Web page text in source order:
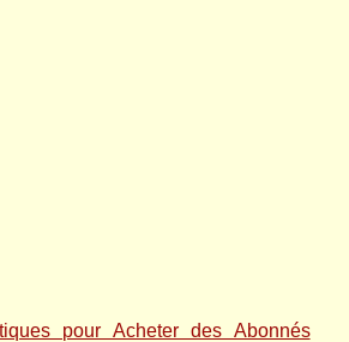
pour Acheter des Abonnés